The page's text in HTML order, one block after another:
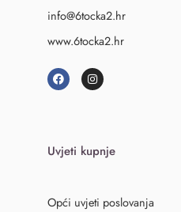
info@6tocka2.hr
www.6tocka2.hr
Uvjeti kupnje
Opći uvjeti poslovanja